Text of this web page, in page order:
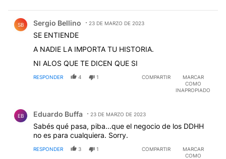
SB Sergio Bellino 23 DE MARZO DE 2023
SE ENTIENDE
A NADIE LA IMPORTA TU HISTORIA.
NI ALOS QUE TE DICEN QUE SI
RESPONDER 4 1 COMPARTIR
MARCAR
COMO
INAPROPIADO
EB Eduardo Buffa 23 DE MARZO DE 2023
Sabés qué pasa, piba...que el negocio de los DDHH
no es para cualquiera. Sorry.
RESPONDER 3 1 COMPARTIR
MARCAR
COMO